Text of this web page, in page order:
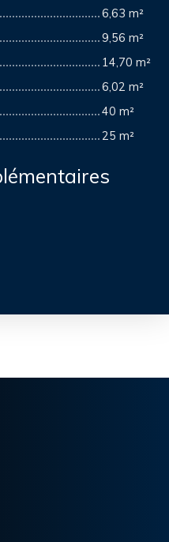
6,63 m²
9,56 m²
14,70 m²
6,02 m²
40 m²
25 m²